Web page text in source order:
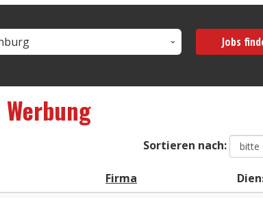
Jobs
Sortieren nach:
Firma